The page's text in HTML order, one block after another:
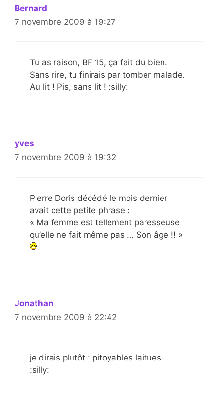
Bernard
7 novembre 2009 à 19:27
Tu as raison, BF 15, ça fait du bien.
Sans rire, tu finirais par tomber malade.
Au lit ! Pis, sans lit ! :silly:
yves
7 novembre 2009 à 19:32
Pierre Doris décédé le mois dernier
avait cette petite phrase :
« Ma femme est tellement paresseuse
qu’elle ne fait même pas … Son âge !! »
Jonathan
7 novembre 2009 à 22:42
je dirais plutôt : pitoyables laitues…
:silly: